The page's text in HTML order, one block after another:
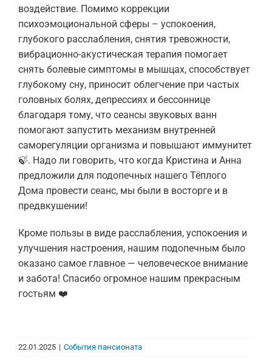
воздействие. Помимо коррекции
психоэмоциональной сферы – успокоения,
глубокого расслабления, снятия тревожности,
вибрационно-акустическая терапия помогает
снять болевые симптомы в мышцах, способствует
глубокому сну, приносит облегчение при частых
головных болях, депрессиях и бессоннице
благодаря тому, что сеансы звуковых ванн
помогают запустить механизм внутренней
саморегуляции организма и повышают иммунитет
🍃. Надо ли говорить, что когда Кристина и Анна
предложили для подопечных нашего Тёплого
Дома провести сеанс, мы были в восторге и в
предвкушении!
Кроме пользы в виде расслабления, успокоения и
улучшения настроения, нашим подопечным было
оказано самое главное — человеческое внимание
и забота! Спасибо огромное нашим прекрасным
гостьям ❤️
22.01.2025 | События пансионата